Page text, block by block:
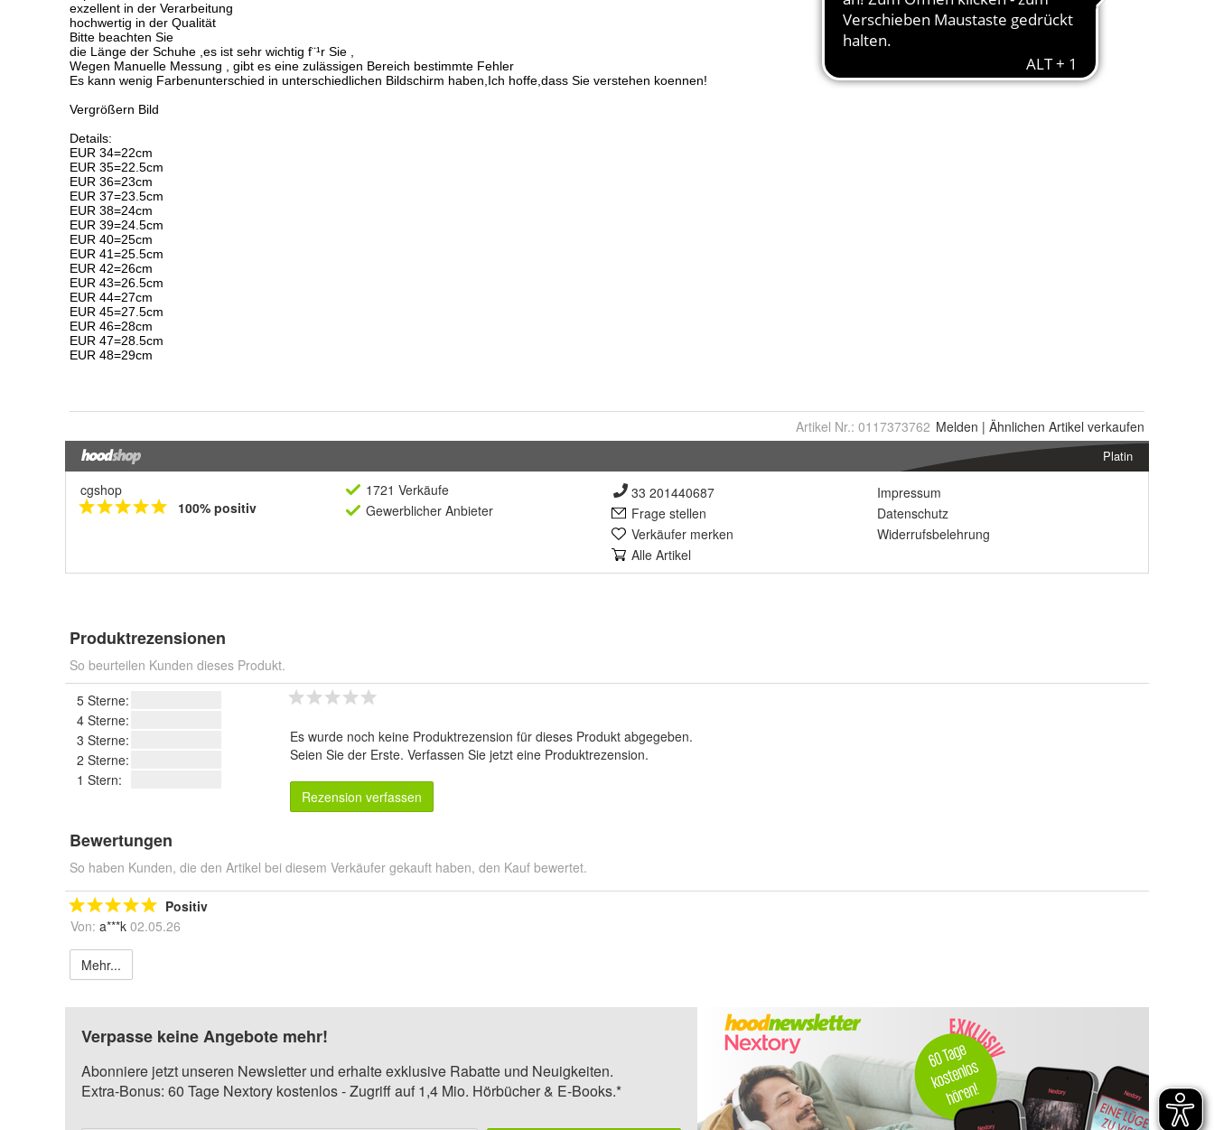
Artikel Nr.: 0117373762 Melden | Ähnlichen Artikel verkaufen
Platin
cgshop
100% positiv
1721 Verkäufe
Gewerblicher Anbieter
33 201440687
Frage stellen
Verkäufer merken
Alle Artikel
Impressum
Datenschutz
Widerrufsbelehrung
Produktrezensionen
So beurteilen Kunden dieses Produkt.
5 Sterne:
4 Sterne:
3 Sterne:
2 Sterne:
1 Stern:
Es wurde noch keine Produktrezension für dieses Produkt abgegeben.
Seien Sie der Erste. Verfassen Sie jetzt eine Produktrezension.
Rezension verfassen
Bewertungen
So haben Kunden, die den Artikel bei diesem Verkäufer gekauft haben, den Kauf bewertet.
Positiv
Von: a***k 02.05.26
Mehr...
Verpasse keine Angebote mehr!
Abonniere jetzt unseren Newsletter und erhalte exklusive Rabatte und Neuigkeiten.
Extra-Bonus: 60 Tage Nextory kostenlos - Zugriff auf 1,4 Mio. Hörbücher & E-Books.*